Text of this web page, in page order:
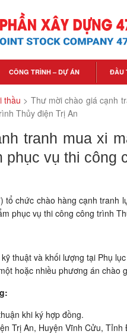
CÔNG TRÌNH – DỰ ÁN ĐẦU
thầu > Thư mời chào giá cạnh
Thủy điện Trị An
tranh mua xi
vụ thi công
tổ chức chào hàng cạnh tranh
phục vụ thi công công trình
thuật và khối lượng tại Phụ
hoặc nhiều phương án chào
khi ký hợp đồng.
Trị An, Huyện Vĩnh Cửu, Tỉnh